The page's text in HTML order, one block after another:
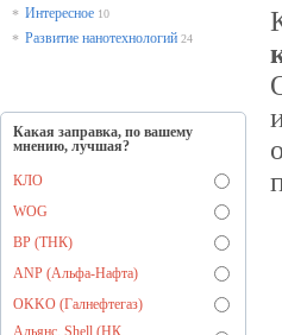
* Интересное 10
* Развитие нанотехнологий 24
Какая заправка, по вашему
мнению, лучшая?
КЛО
WOG
BP (ТНК)
ANP (Альфа-Нафта)
OKKO (Галнефтегаз)
Альянс, Shell (НК